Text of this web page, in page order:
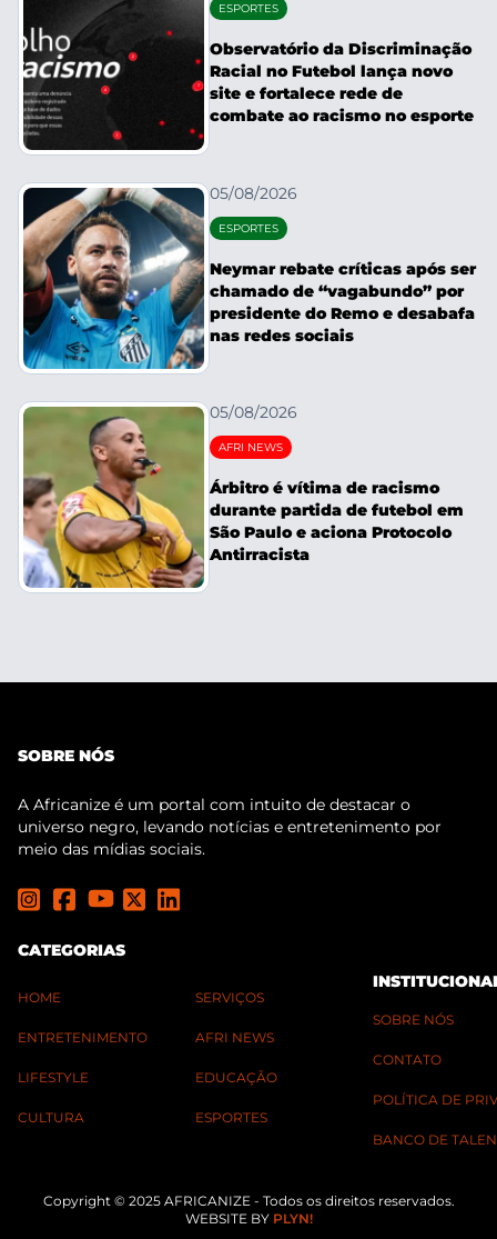
ESPORTES
Observatório da Discriminação
Racial no Futebol lança novo
site e fortalece rede de
combate ao racismo no esporte
05/08/2026
ESPORTES
Neymar rebate críticas após ser
chamado de “vagabundo” por
presidente do Remo e desabafa
nas redes sociais
05/08/2026
AFRI NEWS
Árbitro é vítima de racismo
durante partida de futebol em
São Paulo e aciona Protocolo
Antirracista
SOBRE NÓS
A Africanize é um portal com intuito de destacar o
universo negro, levando notícias e entretenimento por
meio das mídias sociais.
CATEGORIAS
HOME
ENTRETENIMENTO
LIFESTYLE
CULTURA
SERVIÇOS
AFRI NEWS
EDUCAÇÃO
ESPORTES
SOBRE NÓS
CONTATO
POLÍTICA DE
BANCO DE
Copyright © 2025 AFRICANIZE - Todos os direitos reservados.
WEBSITE BY PLYN!